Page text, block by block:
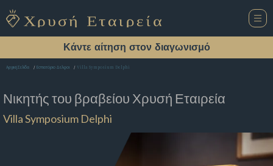
Κάντε αίτηση στον διαγωνισμό
Αρχική Σελίδα Εστιατόριο Δελφοι Villa Symposium Delphi
Νικητής του βραβείου Χρυσή Εταιρεία
Villa Symposium Delphi